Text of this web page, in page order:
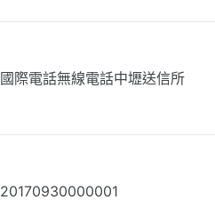
國際電話無線電話中壢送信所
20170930000001